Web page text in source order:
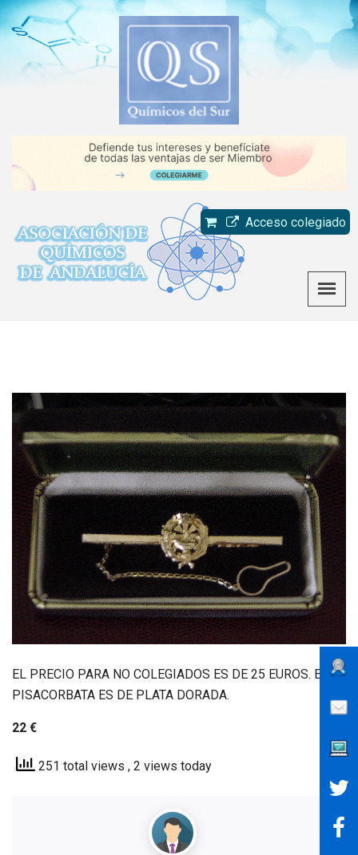
Acceso colegiado
EL PRECIO PARA NO COLEGIADOS ES DE 25 EUROS. ESTE
PISACORBATA ES DE PLATA DORADA.
22 €
251 total views , 2 views today